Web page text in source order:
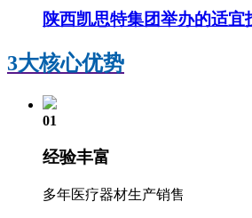
陕西凯思特集团举办的适宜
3大核心优势
01
经验丰富
多年医疗器材生产销售